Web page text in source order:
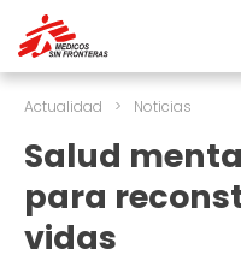
Actualidad > Noticias
Salud
para
vidas